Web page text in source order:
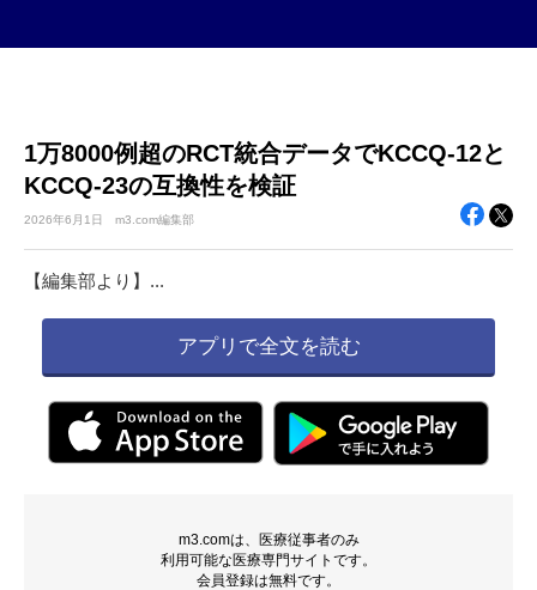
1万8000例超のRCT統合データでKCCQ-12と
KCCQ-23の互換性を検証
2026年6月1日 m3.com編集部
【編集部より】...
アプリで全文を読む
m3.comは、医療従事者のみ
利用可能な医療専門サイトです。
会員登録は無料です。